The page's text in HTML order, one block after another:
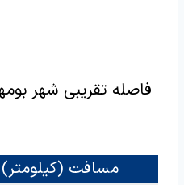
فاصله تقریبی شهر
مسافت (کیلومتر)